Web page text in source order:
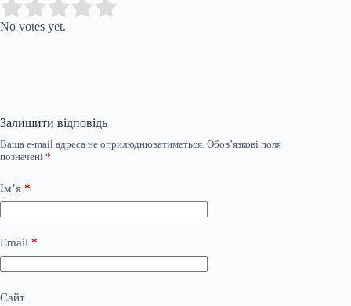
Rate this item:
No votes yet.
Залишити відповідь
Ваша e-mail адреса не оприлюднюватиметься. Обов’язкові поля
позначені *
Ім’я *
Email *
Сайт